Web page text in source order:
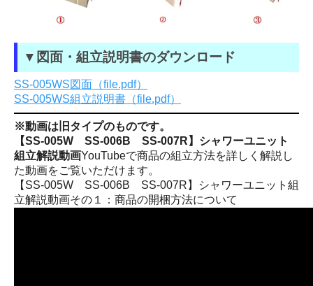
▼図面・組立説明書のダウンロード
SS-005WS図面（file.pdf）
SS-005WS組立説明書（file.pdf）
※動画は旧タイプのものです。
【SS-005W SS-006B SS-007R】シャワーユニット
組立解説動画YouTubeで商品の組立方法を詳しく解説し
た動画をご覧いただけます。
【SS-005W SS-006B SS-007R】シャワーユニット組
立解説動画その１：商品の開梱方法について